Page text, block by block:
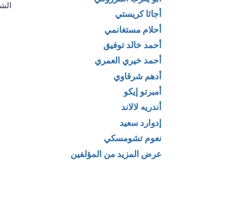
أجاثا كريستي
أحلام مستغانمي
أحمد خالد توفيق
أحمد خيري العمري
أدهم شرقاوي
أمبرتو إيكو
أندريه لالاند
إدوارد سعيد
نعوم تشومسكي
عرض المزيد من المؤلفين